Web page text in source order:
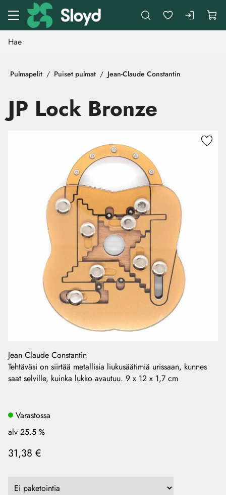
Siirry pääsisältöön
Pulmapelit Puiset pulmat Jean-Claude Constantin
JP Lock Bronze
Jean Claude Constantin
Tehtäväsi on siirtää metallisia liukusäätimiä urissaan, kunnes
saat selville, kuinka lukko avautuu. 9 x 12 x 1,7 cm
Varastossa
alv 25.5 %
31,38 €